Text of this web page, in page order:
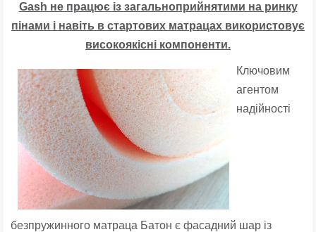
Gash не працює із загальноприйнятими на ринку
пінами і навіть в стартових матрацах використовує
високоякісні компоненти.
Ключовим
агентом
надійності
безпружинного матраца Батон є фасадний шар із